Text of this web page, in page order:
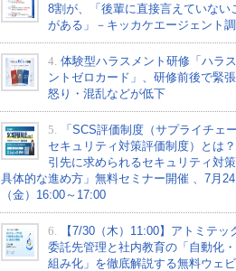
8割が、「後輩に直接言えていない
がある」－キッカケエージェント
4. 体験型ハラスメント研修「ハラ
ントゼロカード」、研修前後で緊張
怒り・混乱などが低下
5.
「SCS評価制度（サプライチェ
セキュリティ対策評価制度）とは
引先に求められるセキュリティ対策
具体的な進め方」無料セミナー開催 、7月24
（金）16:00～17:00
6.
【7/30（木）11:00】アトミテッ
委託先管理と社内教育の「自動化
組み化」を徹底解説する無料ウェ